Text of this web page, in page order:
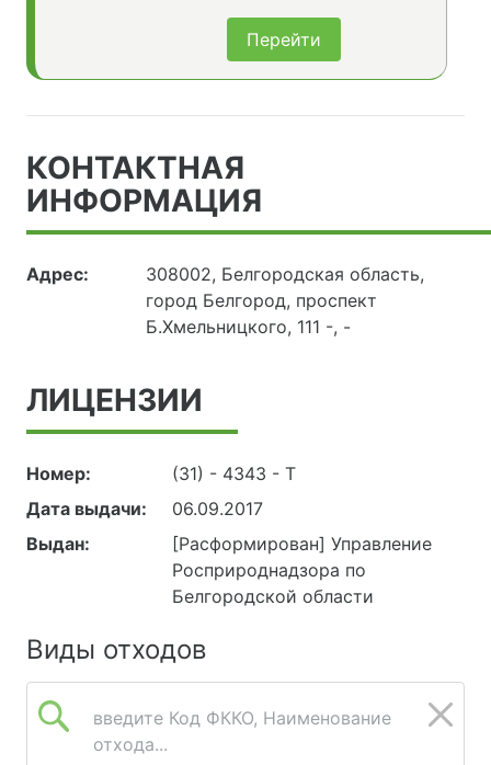
Перейти
КОНТАКТНАЯ
ИНФОРМАЦИЯ
Адрес:
308002, Белгородская область,
город Белгород, проспект
Б.Хмельницкого, 111 -, -
ЛИЦЕНЗИИ
Номер:
(31) - 4343 - Т
Дата выдачи:
06.09.2017
Выдан:
[Расформирован] Управление
Росприроднадзора по
Белгородской области
Виды отходов
введите Код ФККО, Наименование
отхода...